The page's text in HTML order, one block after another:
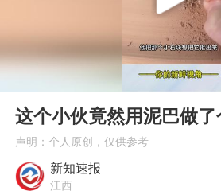
美国退回
“事业单位招
Play
00:00
这个小伙竟然用泥巴做
声明：个人原创，仅供参考
新知速报
江西